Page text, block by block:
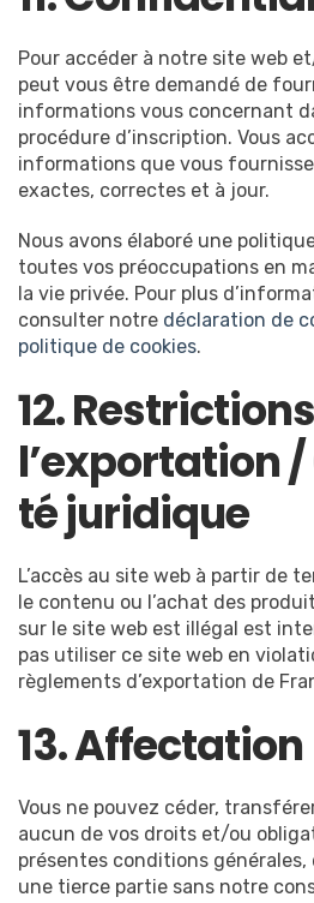
Pour accéder à notre site web
peut vous être demandé de
informations vous concernant
procédure d’inscription. Vous
informations que vous
exactes, correctes et à jour.
Nous avons élaboré une
toutes vos préoccupations en
la vie privée. Pour plus
consulter notre déclaration de
politique de cookies.
12.
l’exportation
té juridique
L’accès au site web à partir de
le contenu ou l’achat des
sur le site web est illégal est
pas utiliser ce site web en
règlements d’exportation de
13. Affectation
Vous ne pouvez céder,
aucun de vos droits et/ou
présentes conditions
une tierce partie sans notre